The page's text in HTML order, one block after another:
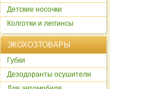
Детские носочки
Колготки и леггинсы
ЭКОХОЗТОВАРЫ
Губки
Дезодоранты осушители